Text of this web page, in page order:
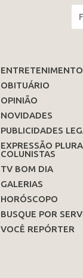
ENTRETENIMENTO
OBITUÁRIO
OPINIÃO
NOVIDADES
PUBLICIDADES
EXPRESSÃO
COLUNISTAS
TV BOM DIA
GALERIAS
HORÓSCOPO
BUSQUE POR
VOCÊ REPÓRTER